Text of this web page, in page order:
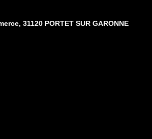
31120 PORTET SUR GARONNE